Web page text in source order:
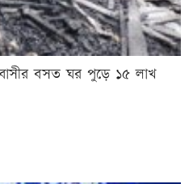
বসত ঘর পুড়ে ১৫ লাখ